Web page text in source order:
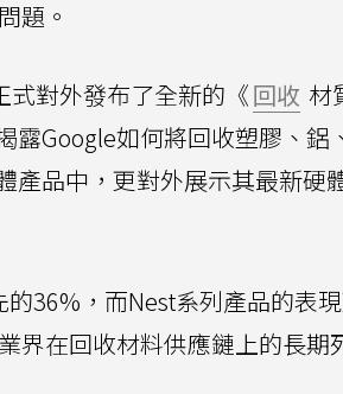
題。
式對外發布了全新的《回收 材
露Google如何將回收塑膠、鋁
產品中，更對外展示其最新硬
36%，而Nest系列產品的表
界在回收材料供應鏈上的長期